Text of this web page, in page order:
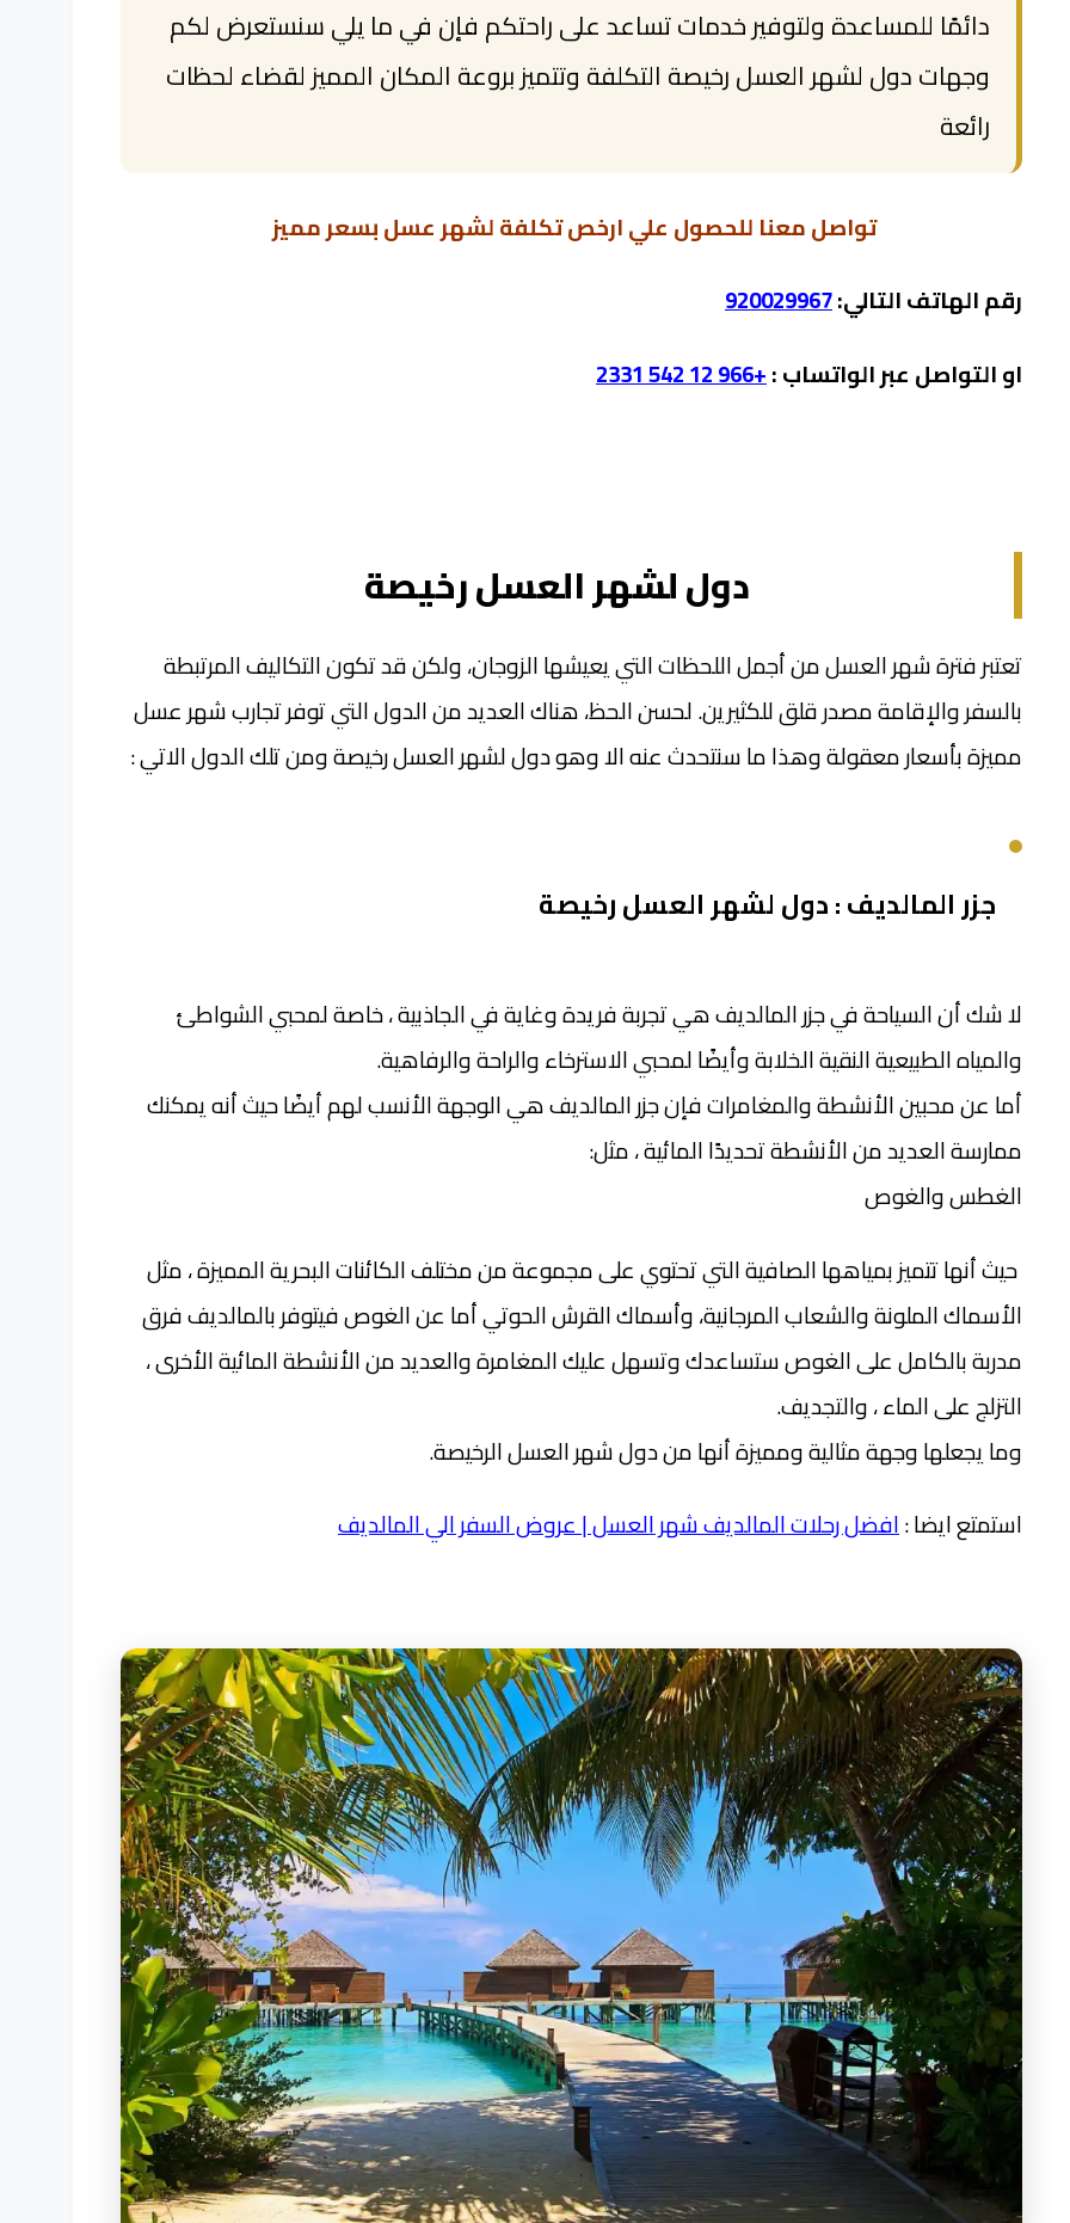
دائمًا للمساعدة ولتوفير خدمات تساعد على راحتكم فإن في ما يلي سنستعرض لكم
وجهات دول لشهر العسل رخيصة التكلفة وتتميز بروعة المكان المميز لقضاء لحظات
رائعة
تواصل معنا للحصول علي ارخص تكلفة لشهر عسل بسعر مميز
رقم الهاتف التالي:920029967
او التواصل عبر الواتساب :+966 12 542 2331
دول لشهر العسل رخيصة
تعتبر فترة شهر العسل من أجمل اللحظات التي يعيشها الزوجان، ولكن قد تكون التكاليف المرتبطة
بالسفر والإقامة مصدر قلق للكثيرين. لحسن الحظ، هناك العديد من الدول التي توفر تجارب شهر عسل
مميزة بأسعار معقولة وهذا ما سنتحدث عنه الا وهو دول لشهر العسل رخيصة ومن تلك الدول الاتي :
جزر المالديف : دول لشهر العسل رخيصة
لا شك أن السياحة في جزر المالديف هي تجربة فريدة وغاية في الجاذبية ، خاصة لمحبي الشواطئ
والمياه الطبيعية النقية الخلابة وأيضًا لمحبي الاسترخاء والراحة والرفاهية.
أما عن محبين الأنشطة والمغامرات فإن جزر المالديف هي الوجهة الأنسب لهم أيضًا حيث أنه يمكنك
ممارسة العديد من الأنشطة تحديدًا المائية ، مثل:
الغطس والغوص
حيث أنها تتميز بمياهها الصافية التي تحتوي على مجموعة من مختلف الكائنات البحرية المميزة ، مثل
الأسماك الملونة والشعاب المرجانية، وأسماك القرش الحوتي أما عن الغوص فيتوفر بالمالديف فرق
مدربة بالكامل على الغوص ستساعدك وتسهل عليك المغامرة والعديد من الأنشطة المائية الأخرى ،
التزلج على الماء ، والتجديف.
وما يجعلها وجهة مثالية ومميزة أنها من دول شهر العسل الرخيصة.
استمتع ايضا :افضل رحلات المالديف شهر العسل | عروض السفر الي المالديف